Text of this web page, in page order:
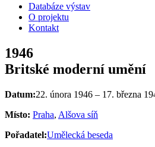
Databáze výstav
O projektu
Kontakt
1946
Britské moderní umění
Datum:22. února 1946 – 17. března
Místo: Praha, Alšova síň
Pořadatel:Umělecká beseda